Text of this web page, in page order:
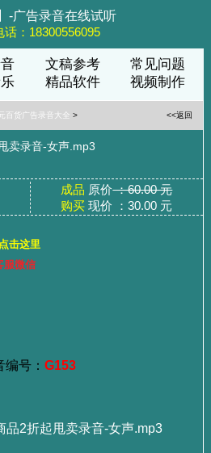
-广告录音在线试听
话：18300556095
文稿参考
常见问题
精品软件 视频制作
百货广告录音大全 > <<返回
卖录音-女声.mp3
成品 原价：60.00 元
购买 现价 ：30.00 元
击这里
服微信
编号：G153
品2折起甩卖录音-女声.mp3